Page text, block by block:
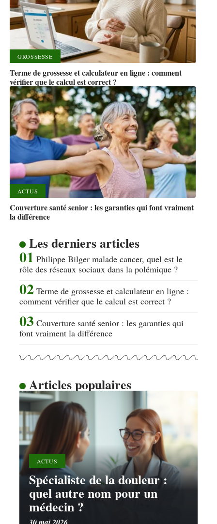
GROSSESSE
Terme de grossesse et calculateur en ligne : comment
vérifier que le calcul est correct ?
ACTUS
Couverture santé senior : les garanties qui font vraiment
la différence
Les derniers articles
Philippe Bilger malade cancer, quel est le
rôle des réseaux sociaux dans la polémique ?
Terme de grossesse et calculateur en ligne :
comment vérifier que le calcul est correct ?
Couverture santé senior : les garanties qui
font vraiment la différence
Articles populaires
ACTUS
Spécialiste de la douleur :
quel autre nom pour un
médecin ?